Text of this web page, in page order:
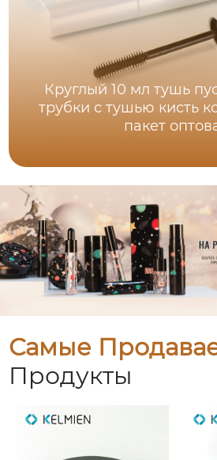
Круглый 10 мл тушь
трубки с тушью кисть
пакет
Самые
Продукты